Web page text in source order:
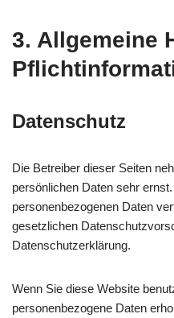
3. Allgemeine
Datenschutz
Die Betreiber dieser Seiten
persönlichen Daten sehr
personenbezogenen Daten
gesetzlichen
Datenschutzerklärung.
Wenn Sie diese Website
personenbezogene Daten